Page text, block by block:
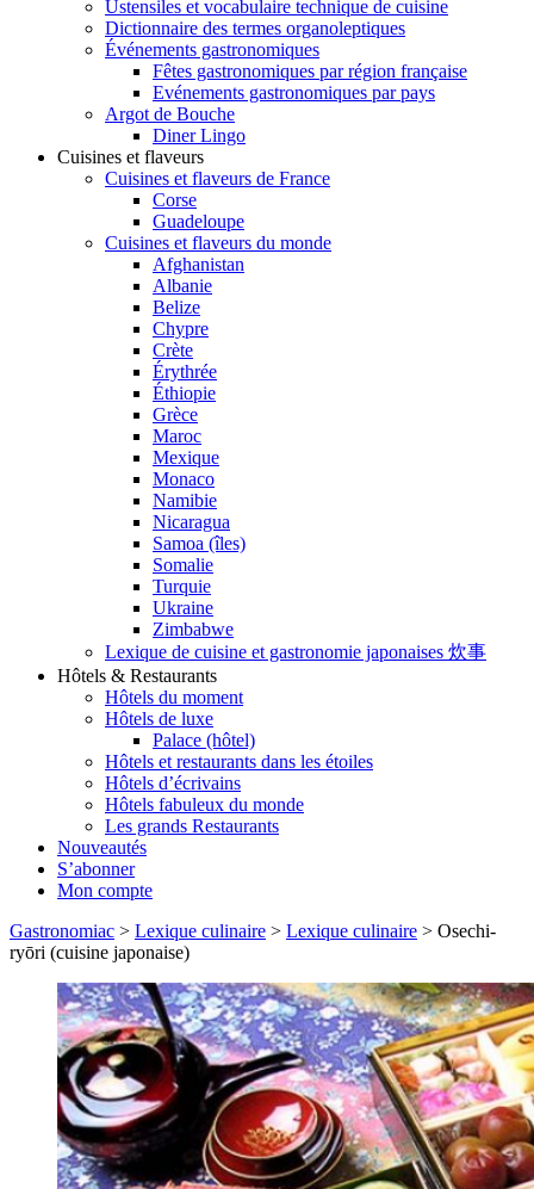
Ustensiles et vocabulaire technique de cuisine
Dictionnaire des termes organoleptiques
Événements gastronomiques
Fêtes gastronomiques par région française
Evénements gastronomiques par pays
Argot de Bouche
Diner Lingo
Cuisines et flaveurs
Cuisines et flaveurs de France
Corse
Guadeloupe
Cuisines et flaveurs du monde
Afghanistan
Albanie
Belize
Chypre
Crète
Érythrée
Éthiopie
Grèce
Maroc
Mexique
Monaco
Namibie
Nicaragua
Samoa (îles)
Somalie
Turquie
Ukraine
Zimbabwe
Lexique de cuisine et gastronomie japonaises 炊事
Hôtels & Restaurants
Hôtels du moment
Hôtels de luxe
Palace (hôtel)
Hôtels et restaurants dans les étoiles
Hôtels d’écrivains
Hôtels fabuleux du monde
Les grands Restaurants
Nouveautés
S’abonner
Mon compte
Gastronomiac > Lexique culinaire > Lexique culinaire > Osechi-
ryōri (cuisine japonaise)